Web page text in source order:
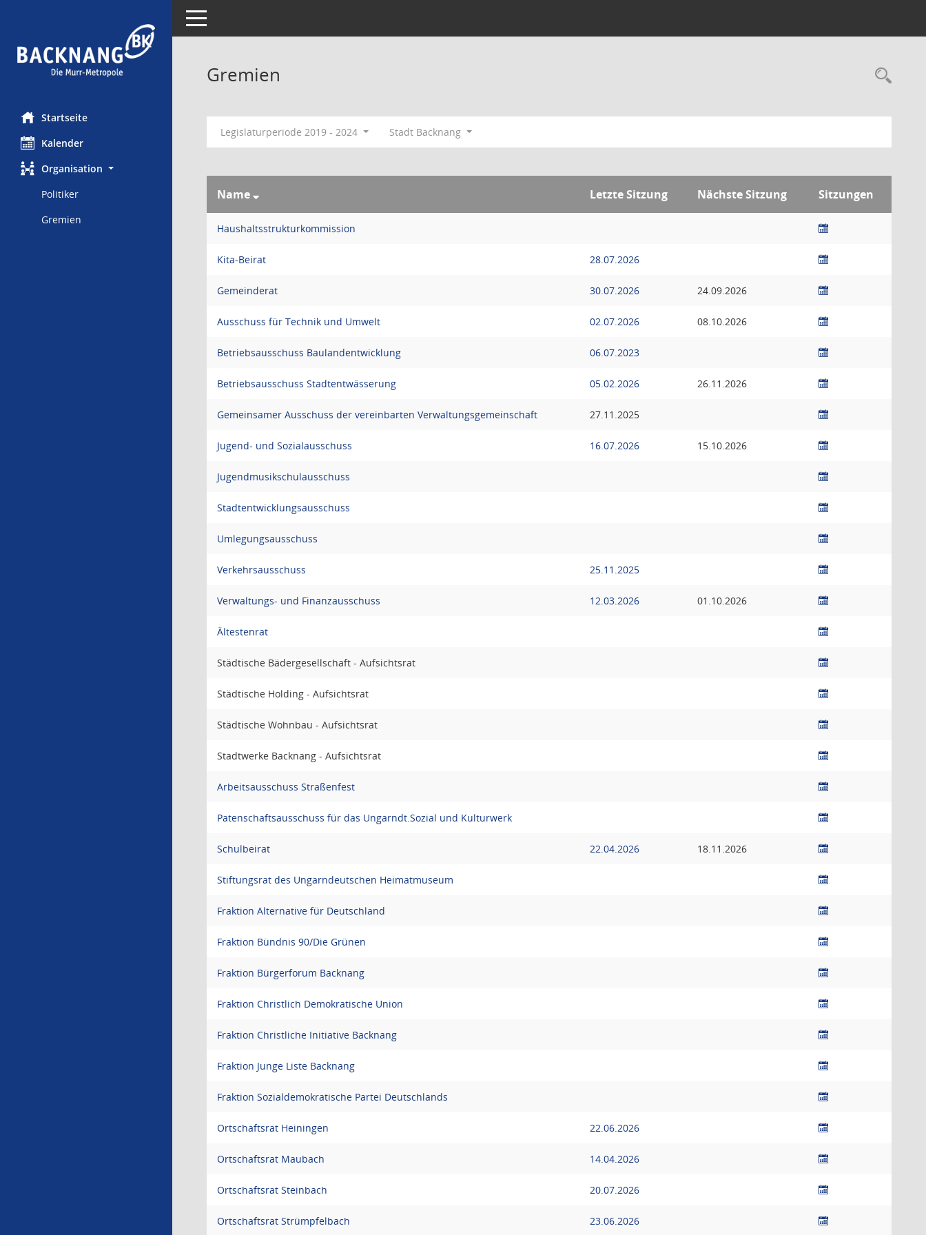
Startseite
Kalender
Organisation
Politiker
Gremien
Toggle navigation
Gremien
Legislaturperiode 2019 - 2024 Stadt Backnang
Name Letzte Sitzung Nächste Sitzung Sitzungen
Haushaltsstrukturkommission
Kita-Beirat 28.07.2026
Gemeinderat 30.07.2026 24.09.2026
Ausschuss für Technik und Umwelt 02.07.2026 08.10.2026
Betriebsausschuss Baulandentwicklung 06.07.2023
Betriebsausschuss Stadtentwässerung 05.02.2026 26.11.2026
Gemeinsamer Ausschuss der vereinbarten Verwaltungsgemeinschaft 27.11.2025
Jugend- und Sozialausschuss 16.07.2026 15.10.2026
Jugendmusikschulausschuss
Stadtentwicklungsausschuss
Umlegungsausschuss
Verkehrsausschuss 25.11.2025
Verwaltungs- und Finanzausschuss 12.03.2026 01.10.2026
Ältestenrat
Städtische Bädergesellschaft - Aufsichtsrat
Städtische Holding - Aufsichtsrat
Städtische Wohnbau - Aufsichtsrat
Stadtwerke Backnang - Aufsichtsrat
Arbeitsausschuss Straßenfest
Patenschaftsausschuss für das Ungarndt.Sozial und Kulturwerk
Schulbeirat 22.04.2026 18.11.2026
Stiftungsrat des Ungarndeutschen Heimatmuseum
Fraktion Alternative für Deutschland
Fraktion Bündnis 90/Die Grünen
Fraktion Bürgerforum Backnang
Fraktion Christlich Demokratische Union
Fraktion Christliche Initiative Backnang
Fraktion Junge Liste Backnang
Fraktion Sozialdemokratische Partei Deutschlands
Ortschaftsrat Heiningen 22.06.2026
Ortschaftsrat Maubach 14.04.2026
Ortschaftsrat Steinbach 20.07.2026
Ortschaftsrat Strümpfelbach 23.06.2026